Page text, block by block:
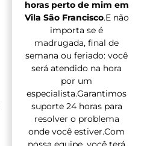
horas perto de mim em
Vila São Francisco.E não
importa se é
madrugada, final de
semana ou feriado: você
será atendido na hora
por um
especialista.Garantimos
suporte 24 horas para
resolver o problema
onde você estiver.Com